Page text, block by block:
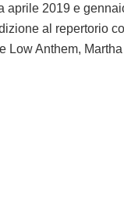
aprile 2019 e
al repertorio
Low Anthem,